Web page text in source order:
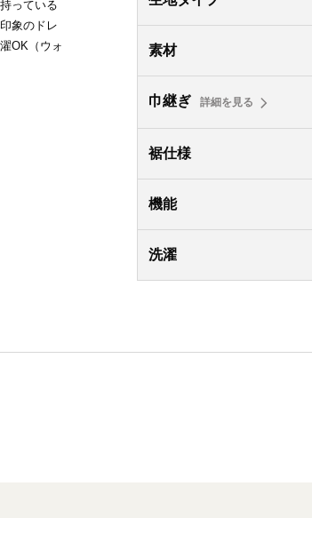
っている
象のドレ
OK（ウォ
素材
巾継ぎ 詳細を見る
裾仕様
機能
洗濯